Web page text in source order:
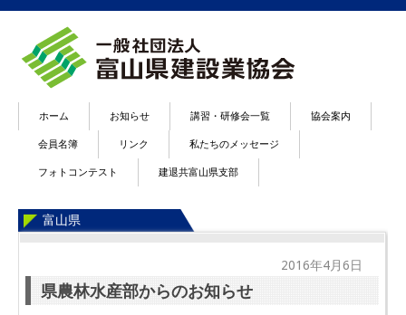
ホーム お知らせ 講習・研修会一覧 協会案内
会員名簿 リンク 私たちのメッセージ
フォトコンテスト 建退共富山県支部
富山県
2016年4月6日
県農林水産部からのお知らせ